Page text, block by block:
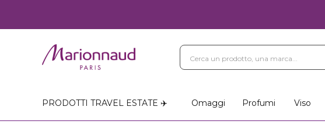
PRODOTTI TRAVEL ESTATE ✈️ Omaggi Profumi Viso